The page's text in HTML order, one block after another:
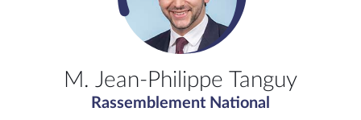
M. Jean-Philippe Tanguy
Rassemblement National